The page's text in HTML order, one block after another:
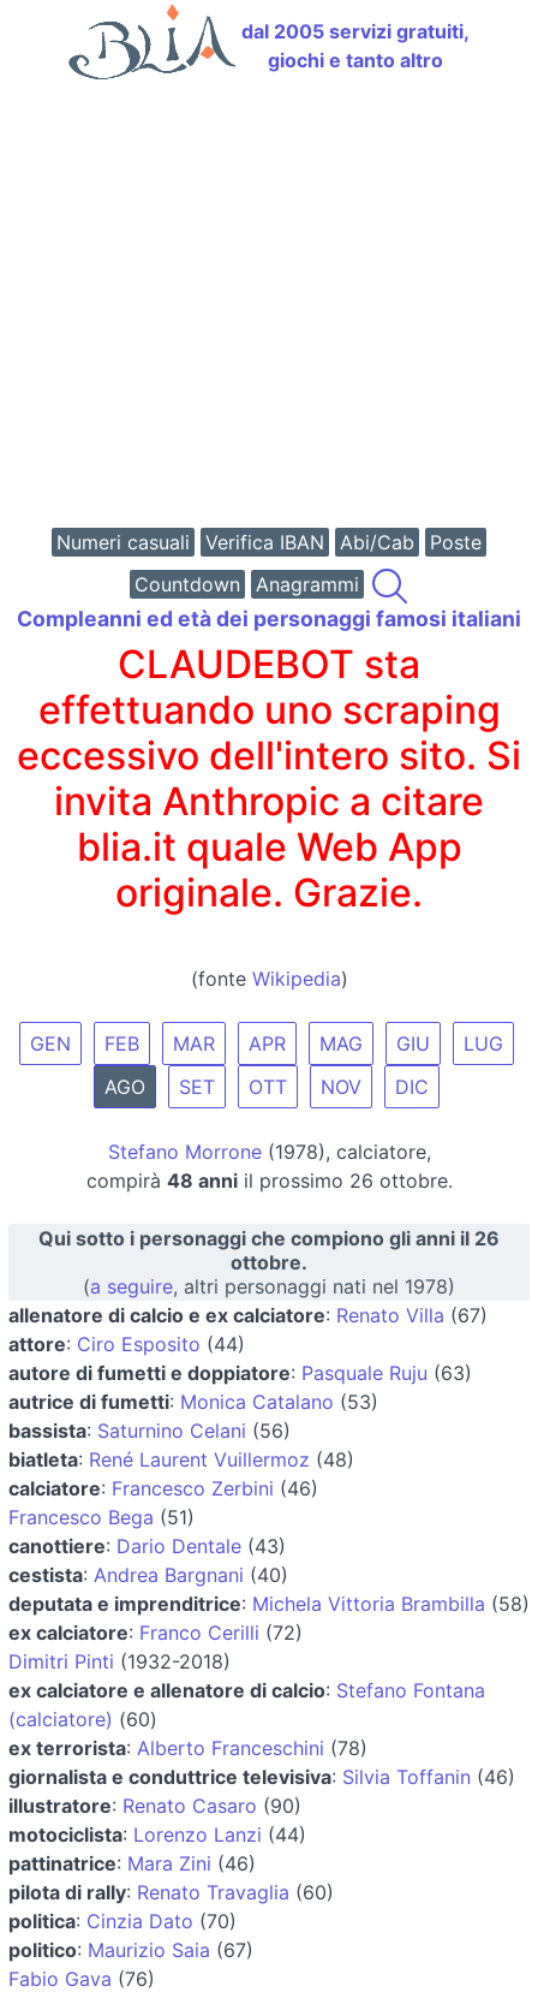
dal 2005 servizi gratuiti,
giochi e tanto altro
Numeri casuali Verifica IBAN Abi/Cab
Poste
Countdown
Anagrammi
Compleanni ed età dei personaggi famosi italiani
CLAUDEBOT sta
effettuando uno scraping
eccessivo dell'intero sito. Si
invita Anthropic a citare
blia.it quale Web App
originale. Grazie.
(fonte Wikipedia)
GEN FEB MAR APR MAG GIU
LUG
AGO
SET OTT NOV DIC
Stefano Morrone(1978), calciatore,
compirà 48 anniil prossimo 26 ottobre.
Qui sotto i personaggi che compiono gli anni il 26
ottobre.
(a seguire, altri personaggi nati nel 1978)
allenatore di calcio e ex calciatore: Renato Villa (67)
attore: Ciro Esposito (44)
autore di fumetti e doppiatore: Pasquale Ruju (63)
autrice di fumetti: Monica Catalano (53)
bassista: Saturnino Celani (56)
biatleta: René Laurent Vuillermoz (48)
calciatore: Francesco Zerbini (46)
Francesco Bega (51)
canottiere: Dario Dentale (43)
cestista: Andrea Bargnani (40)
deputata e imprenditrice: Michela Vittoria Brambilla (58)
ex calciatore: Franco Cerilli (72)
Dimitri Pinti (1932-2018)
ex calciatore e allenatore di calcio: Stefano Fontana
(calciatore) (60)
ex terrorista: Alberto Franceschini (78)
giornalista e conduttrice televisiva: Silvia Toffanin (46)
illustratore: Renato Casaro (90)
motociclista: Lorenzo Lanzi (44)
pattinatrice: Mara Zini (46)
pilota di rally: Renato Travaglia (60)
politica: Cinzia Dato (70)
politico: Maurizio Saia (67)
Fabio Gava (76)